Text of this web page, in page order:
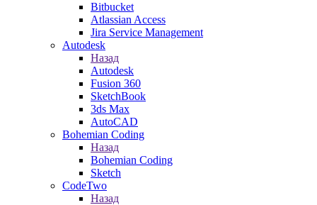
Bitbucket
Atlassian Access
Jira Service Management
Autodesk
Назад
Autodesk
Fusion 360
SketchBook
3ds Max
AutoCAD
Bohemian Coding
Назад
Bohemian Coding
Sketch
CodeTwo
Назад